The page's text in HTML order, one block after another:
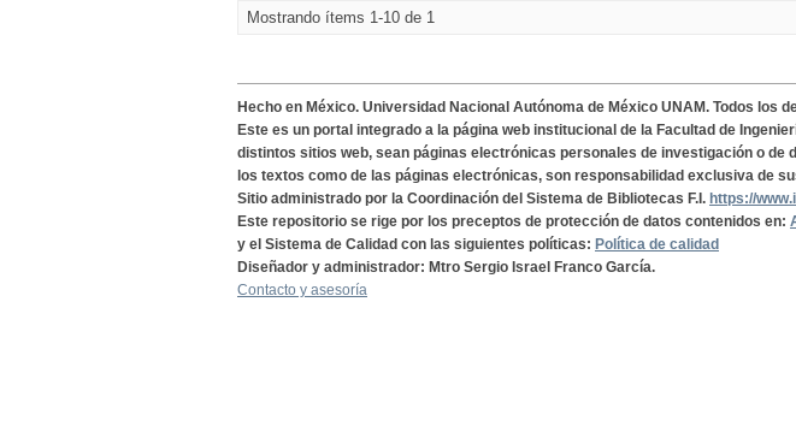
Mostrando ítems 1-10 de 1
Hecho en México. Universidad Nacional Autónoma de México UNAM. Todos los
Este es un portal integrado a la página web institucional de la Facultad de
distintos sitios web, sean páginas electrónicas personales de investigación o de
los textos como de las páginas electrónicas, son responsabilidad exclusiva de
Sitio administrado por la Coordinación del Sistema de Bibliotecas F.I. https://
Este repositorio se rige por los preceptos de protección de datos contenidos en:
y el Sistema de Calidad con las siguientes políticas: Política de calidad
Diseñador y administrador: Mtro Sergio Israel Franco García.
Contacto y asesoría